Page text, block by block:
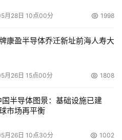
发表了《信创时代下，商业银
息安全实施要以业务数据保障
、数据安全技术为实现、信息
息安全实施路线。
月28日 10点00分 1998
康盈半导体乔迁新址前海人寿大
月26日 15点00分 1808
半导体图景：基础设施已建
市场再平衡
月26日 10点30分 1002